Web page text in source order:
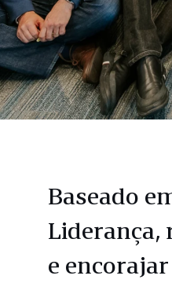
Baseado
Liderança,
e